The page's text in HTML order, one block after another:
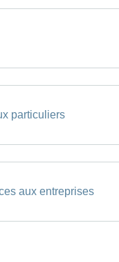
particuliers
aux entreprises